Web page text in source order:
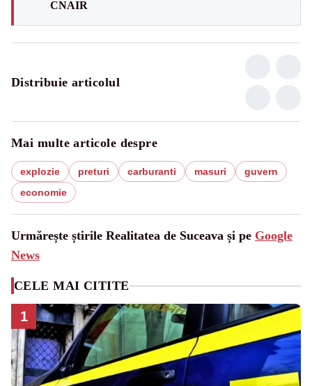
CNAIR
Distribuie articolul
Mai multe articole despre
explozie preturi carburanti masuri
guvern
economie
Urmărește știrile Realitatea de Suceava și pe Google
News
CELE MAI CITITE
1